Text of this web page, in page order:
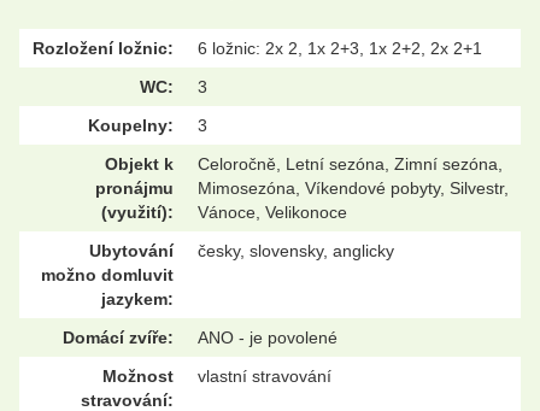
Rozložení ložnic:
6 ložnic: 2x 2, 1x 2+3, 1x 2+2, 2x 2+1
WC:
3
Koupelny:
3
Objekt k
pronájmu
(využití):
Celoročně, Letní sezóna, Zimní sezóna,
Mimosezóna, Víkendové pobyty, Silvestr,
Vánoce, Velikonoce
Ubytování
možno domluvit
jazykem:
česky, slovensky, anglicky
Domácí zvíře:
ANO - je povolené
Možnost
stravování:
vlastní stravování